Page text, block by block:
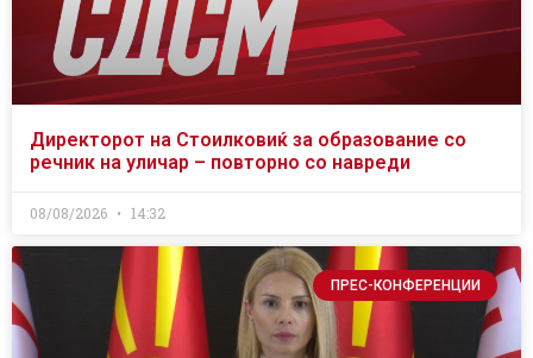
Директорот на Стоилковиќ за образование со
речник на уличар – повторно со навреди
08/08/2026 14:32
ПРЕС-КОНФЕРЕНЦИИ